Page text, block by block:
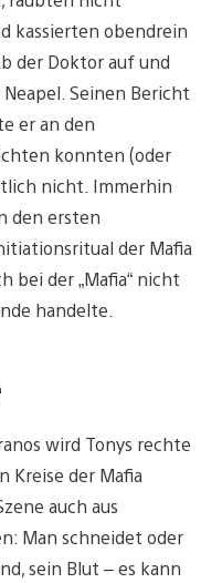
kassierten obendrein
der Doktor auf und
Seinen Bericht
er an den
konnten (oder
nicht. Immerhin
den ersten
der Mafia
bei der „Mafia“ nicht
handelte.
wird Tonys rechte
Kreise der Mafia
auch aus
Man schneidet oder
sein Blut – es kann